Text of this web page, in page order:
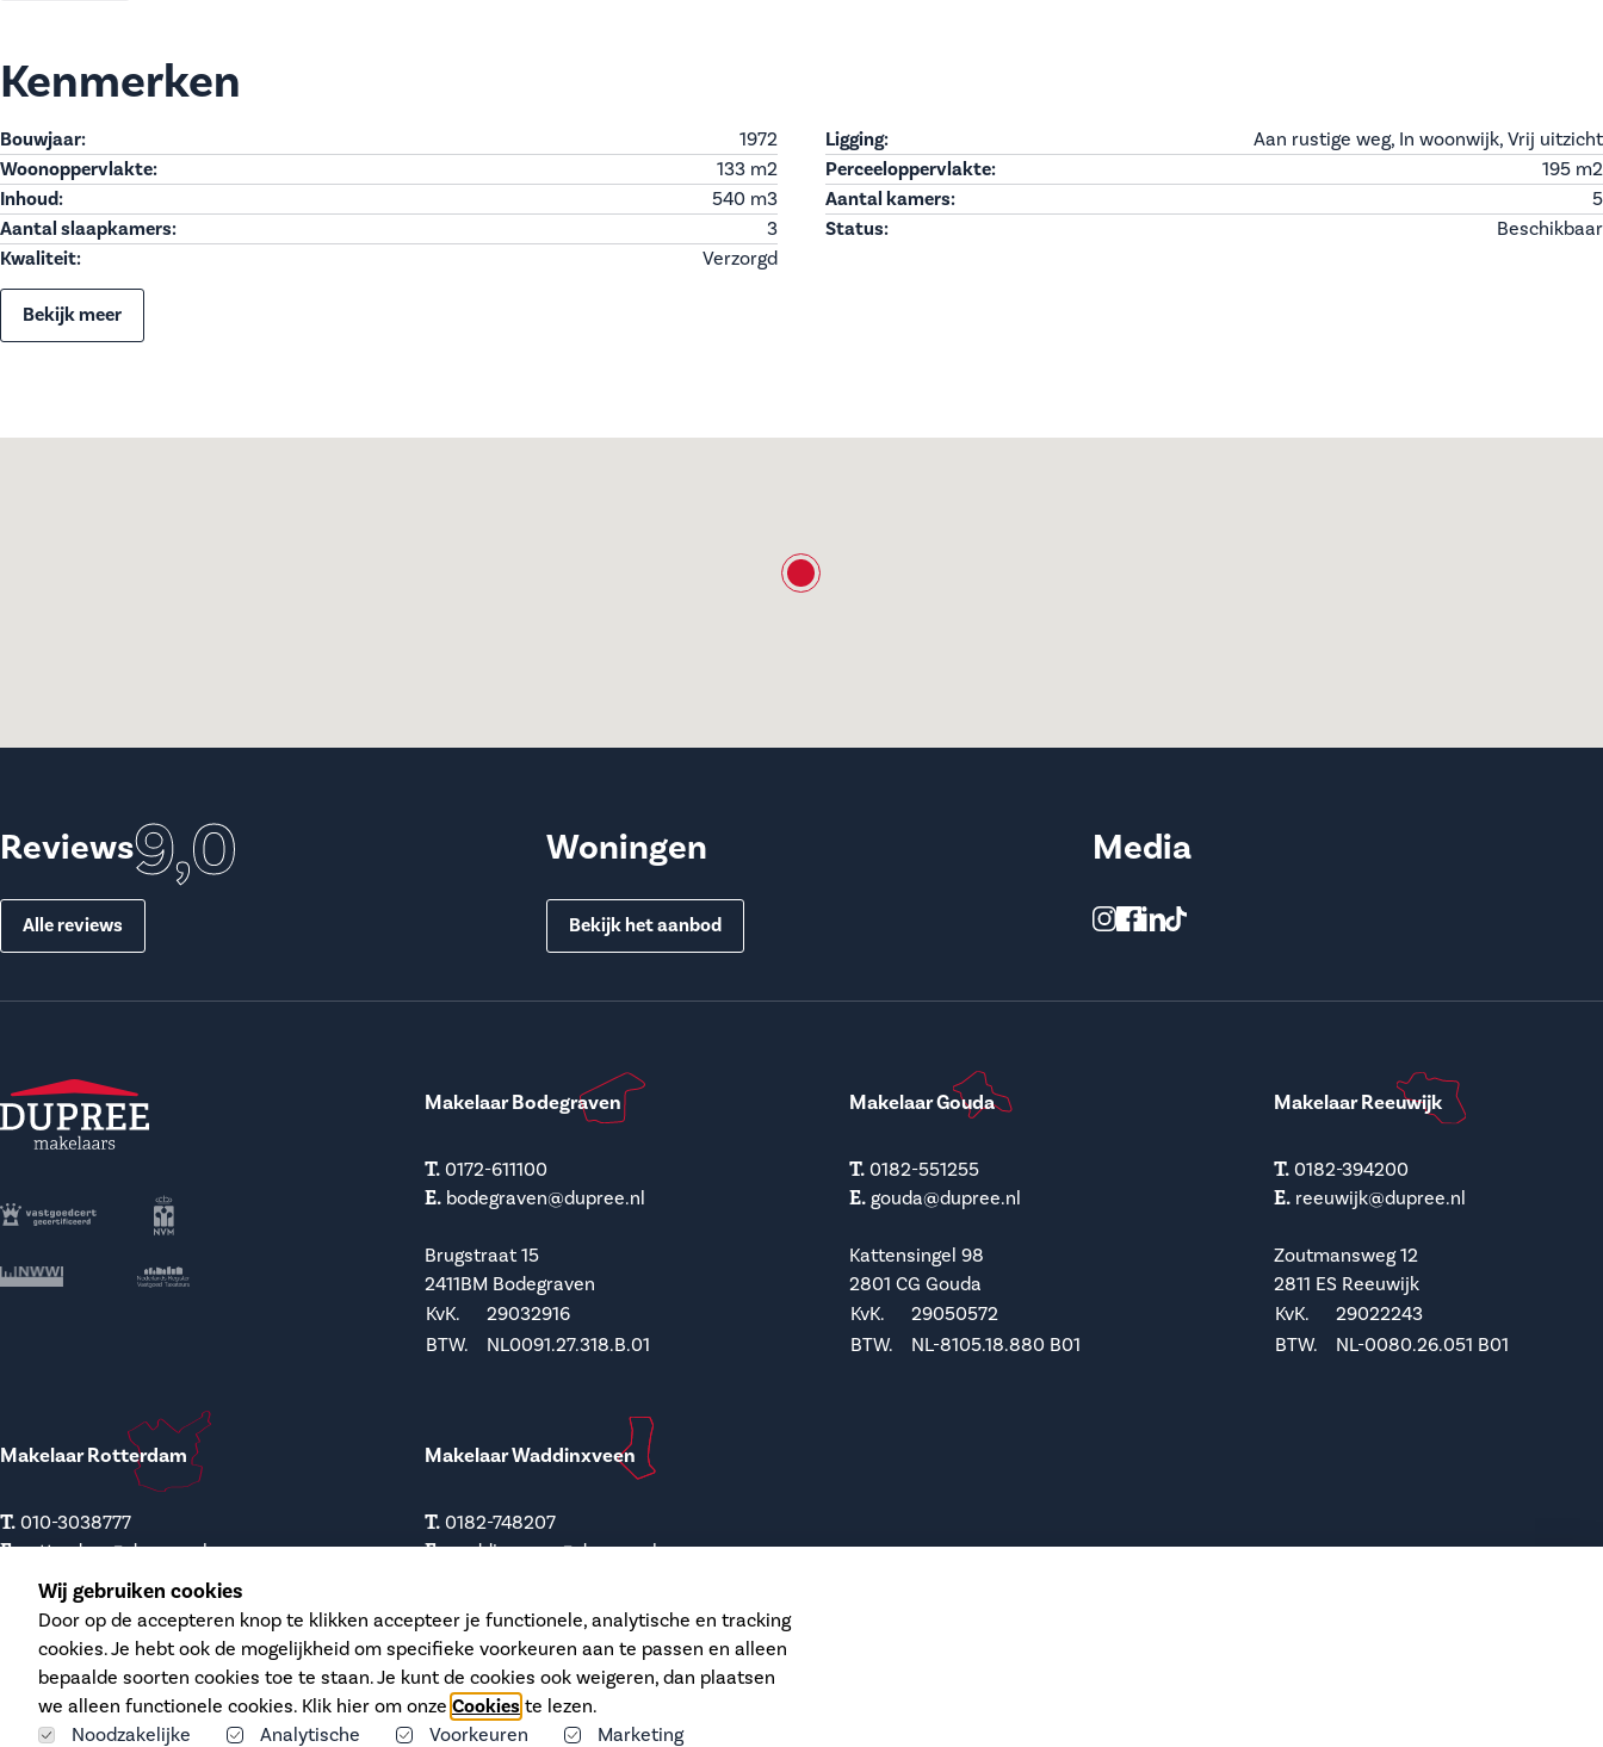
Kenmerken
Bouwjaar: 1972 Ligging: Aan rustige weg, In woonwijk, Vrij uitzicht
Woonoppervlakte: 133 m2 Perceeloppervlakte: 195 m2
Inhoud: 540 m3 Aantal kamers: 5
Aantal slaapkamers: 3 Status: Beschikbaar
Kwaliteit: Verzorgd
Bekijk meer
Reviews9,0
Alle reviews
Woningen
Bekijk het aanbod
Media
Makelaar Bodegraven
T. 0172-611100
E. bodegraven@dupree.nl
Brugstraat 15
2411BM Bodegraven
KvK.
29032916
BTW.
NL0091.27.318.B.01
Makelaar Gouda
T. 0182-551255
E. gouda@dupree.nl
Kattensingel 98
2801 CG Gouda
KvK.
29050572
BTW.
NL-8105.18.880 B01
Makelaar Reeuwijk
T. 0182-394200
E. reeuwijk@dupree.nl
Zoutmansweg 12
2811 ES Reeuwijk
KvK.
29022243
BTW.
NL-0080.26.051 B01
Makelaar Rotterdam
T. 010-3038777
E. rotterdam@dupree.nl
Bergse Dorpsstraat 3
3054 GA Rotterdam
90836537
NL-8654.69.817 B01
Makelaar Waddinxveen
T. 0182-748207
E. waddinxveen@dupree.nl
Kanaalstraat 12
2741 HH Waddinxveen
KvK.
68406606
BTW.
NL-8574.26.746 B01
Wij gebruiken cookies
Door op de accepteren knop te klikken accepteer je functionele, analytische en tracking
cookies. Je hebt ook de mogelijkheid om specifieke voorkeuren aan te passen en alleen
bepaalde soorten cookies toe te staan. Je kunt de cookies ook weigeren, dan plaatsen
we alleen functionele cookies. Klik hier om onze Cookies te lezen.
Noodzakelijke
Analytische Voorkeuren Marketing